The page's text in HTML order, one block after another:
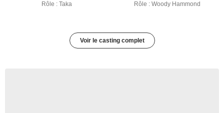
Rôle : Taka Rôle : Woody Hammond
Voir le casting complet